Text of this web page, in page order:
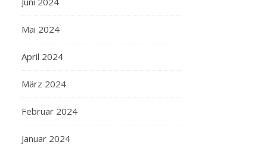
Mai 2024
April 2024
März 2024
Februar 2024
Januar 2024